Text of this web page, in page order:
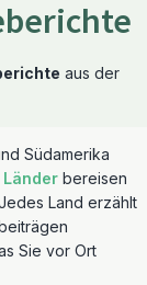
aus der
Südamerika
bereisen
Land erzählt
Sie vor Ort